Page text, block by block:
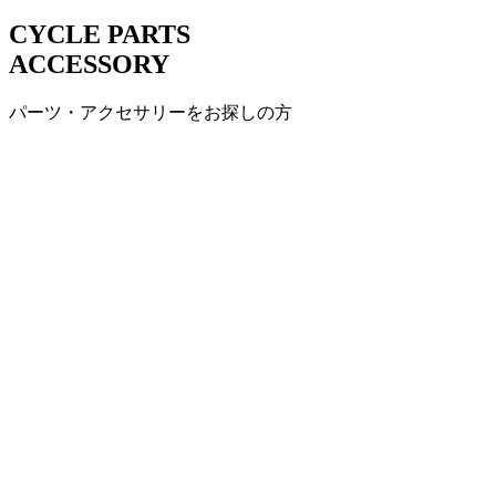
CYCLE PARTS
ACCESSORY
パーツ・アクセサリーをお探しの方